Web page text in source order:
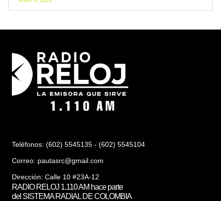
Teléfonos: (602) 5545135 - (602) 5545104
Correo: pautasrc@gmail.com
Dirección: Calle 10 #23A-12
RADIO RELOJ 1.110 AM hace parte
del SISTEMA RADIAL DE COLOMBIA